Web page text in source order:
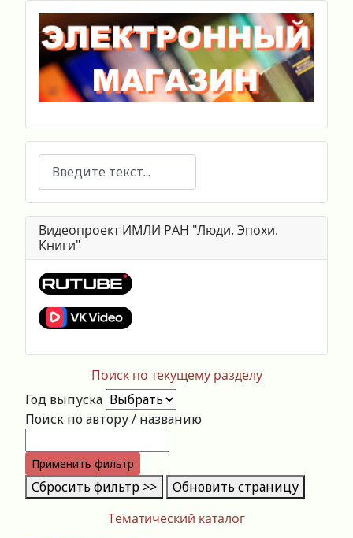
Тематический каталог
Поиск
Видеопроект ИМЛИ РАН "Люди. Эпохи.
Книги"
Поиск по текущему разделу
Год выпуска
Поиск по автору / названию
Применить фильтр
Сбросить фильтр >> Обновить страницу